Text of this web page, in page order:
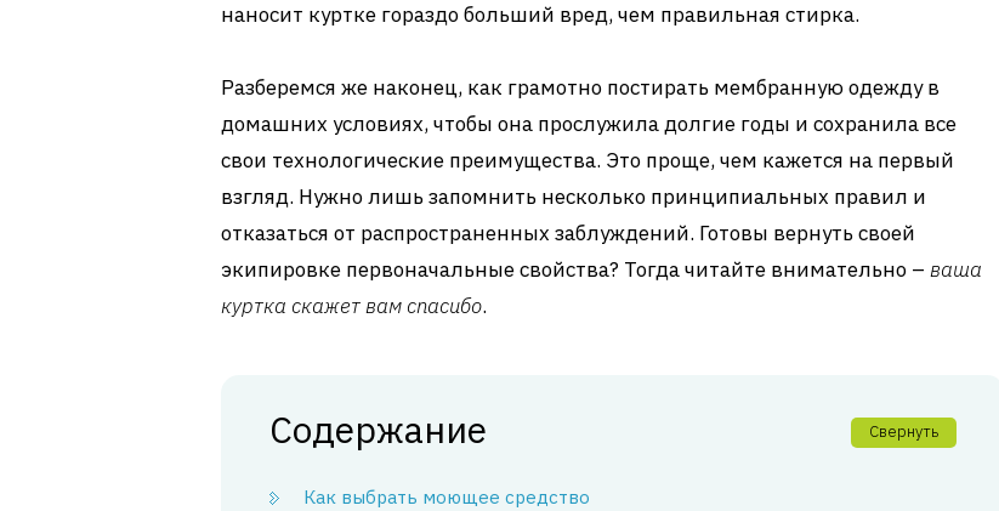
наносит куртке гораздо больший вред, чем правильная стирка.
Разберемся же наконец, как грамотно постирать мембранную одежду в
домашних условиях, чтобы она прослужила долгие годы и сохранила все
свои технологические преимущества. Это проще, чем кажется на первый
взгляд. Нужно лишь запомнить несколько принципиальных правил и
отказаться от распространенных заблуждений. Готовы вернуть своей
экипировке первоначальные свойства? Тогда читайте внимательно – ваша
куртка скажет вам спасибо.
Содержание Свернуть
Как выбрать моющее средство